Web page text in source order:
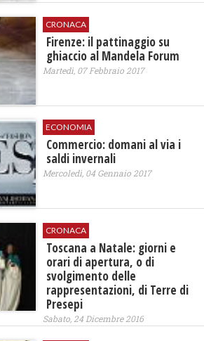
CRONACA
Firenze: il pattinaggio su
ghiaccio al Mandela Forum
Martedì, 07 Febbraio 2017
ECONOMIA
Commercio: domani al via i
saldi invernali
Mercoledì, 04 Gennaio 2017
CRONACA
Toscana a Natale: giorni e
orari di apertura, o di
svolgimento delle
rappresentazioni, di Terre di
Presepi
Sabato, 24 Dicembre 2016